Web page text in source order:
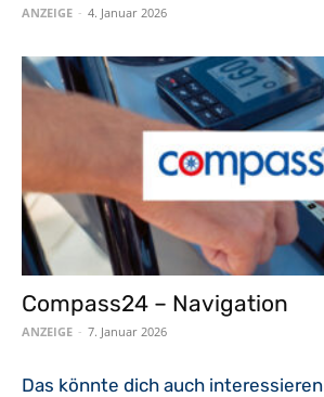
ANZEIGE - 4. Januar 2026
Compass24 – Navigation
ANZEIGE - 7. Januar 2026
Das könnte dich auch interessieren